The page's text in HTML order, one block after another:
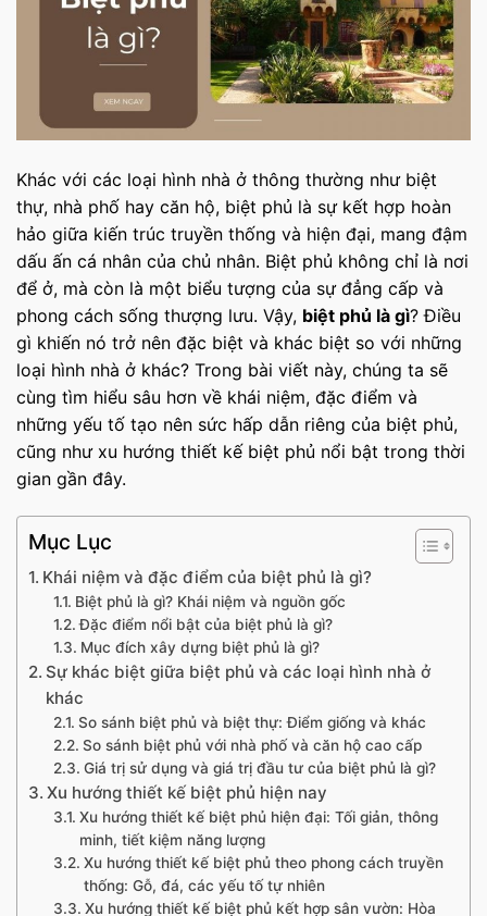
Khác với các loại hình nhà ở thông thường như biệt
thự, nhà phố hay căn hộ, biệt phủ là sự kết hợp hoàn
hảo giữa kiến trúc truyền thống và hiện đại, mang đậm
dấu ấn cá nhân của chủ nhân. Biệt phủ không chỉ là nơi
để ở, mà còn là một biểu tượng của sự đẳng cấp và
phong cách sống thượng lưu. Vậy, biệt phủ là gì? Điều
gì khiến nó trở nên đặc biệt và khác biệt so với những
loại hình nhà ở khác? Trong bài viết này, chúng ta sẽ
cùng tìm hiểu sâu hơn về khái niệm, đặc điểm và
những yếu tố tạo nên sức hấp dẫn riêng của biệt phủ,
cũng như xu hướng thiết kế biệt phủ nổi bật trong thời
gian gần đây.
Mục Lục
Khái niệm và đặc điểm của biệt phủ là gì?
Biệt phủ là gì? Khái niệm và nguồn gốc
Đặc điểm nổi bật của biệt phủ là gì?
Mục đích xây dựng biệt phủ là gì?
Sự khác biệt giữa biệt phủ và các loại hình nhà ở
khác
So sánh biệt phủ và biệt thự: Điểm giống và khác
So sánh biệt phủ với nhà phố và căn hộ cao cấp
Giá trị sử dụng và giá trị đầu tư của biệt phủ là gì?
Xu hướng thiết kế biệt phủ hiện nay
Xu hướng thiết kế biệt phủ hiện đại: Tối giản, thông
minh, tiết kiệm năng lượng
Xu hướng thiết kế biệt phủ theo phong cách truyền
thống: Gỗ, đá, các yếu tố tự nhiên
Xu hướng thiết kế biệt phủ kết hợp sân vườn: Hòa